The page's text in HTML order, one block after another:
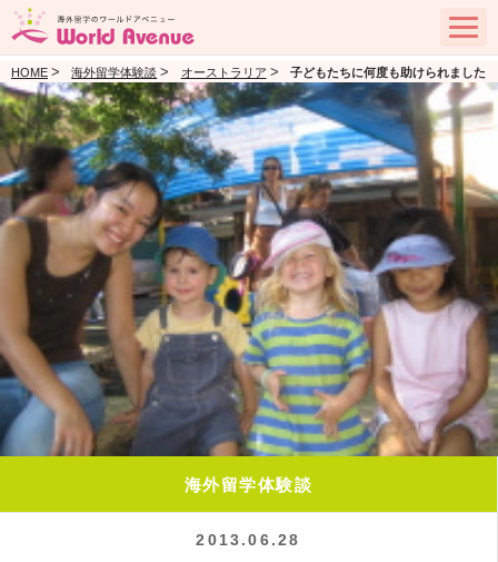
HOME > 海外留学体験談 > オーストラリア > 子どもたちに何度も助けられました
海外留学体験談
2013.06.28